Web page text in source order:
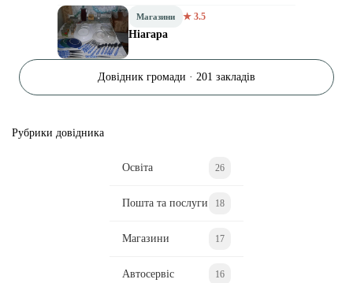
Магазини ★ 3.5
Ніагара
Довідник громади · 201 закладів
Рубрики довідника
Освіта 26
Пошта та послуги 18
Магазини 17
Автосервіс 16